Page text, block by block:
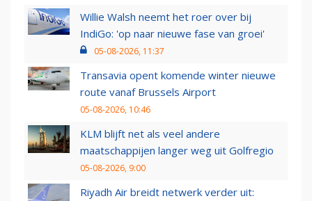
Willie Walsh neemt het roer over bij
IndiGo: 'op naar nieuwe fase van groei'
05-08-2026, 11:37
Transavia opent komende winter nieuwe
route vanaf Brussels Airport
05-08-2026, 10:46
KLM blijft net als veel andere
maatschappijen langer weg uit Golfregio
05-08-2026, 9:00
Riyadh Air breidt netwerk verder uit: